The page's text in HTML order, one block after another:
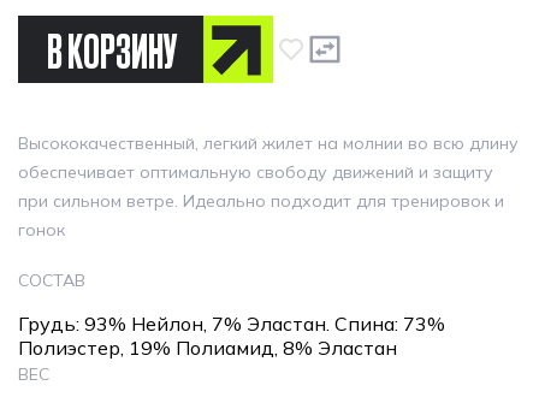
В КОРЗИНУ
Высококачественный, легкий жилет на молнии во всю длину
обеспечивает оптимальную свободу движений и защиту
при сильном ветре. Идеально подходит для тренировок и
гонок
СОСТАВ
Грудь: 93% Нейлон, 7% Эластан. Спина: 73%
Полиэстер, 19% Полиамид, 8% Эластан
ВЕС